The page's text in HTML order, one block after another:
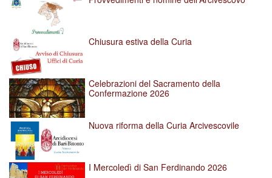
Chiusura estiva della Curia
Celebrazioni del Sacramento della
Confermazione 2026
Nuova riforma della Curia Arcivescovile
I Mercoledì di San Ferdinando 2026